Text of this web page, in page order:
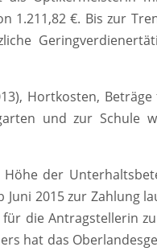
1.211,82 €. Bis zur
Hortkosten,
und zur Schule
der
Juni 2015 zur Zahlung
die Antragstellerin
hat das